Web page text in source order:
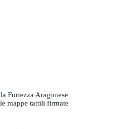
Fortezza Aragonese
mappe tattili firmate